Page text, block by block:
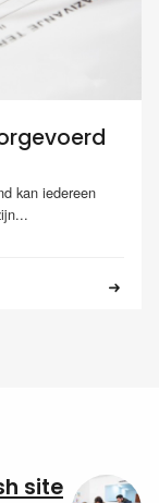
kan iedereen
site